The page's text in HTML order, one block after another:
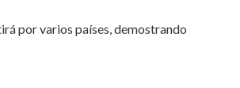
por varios países, demostrando